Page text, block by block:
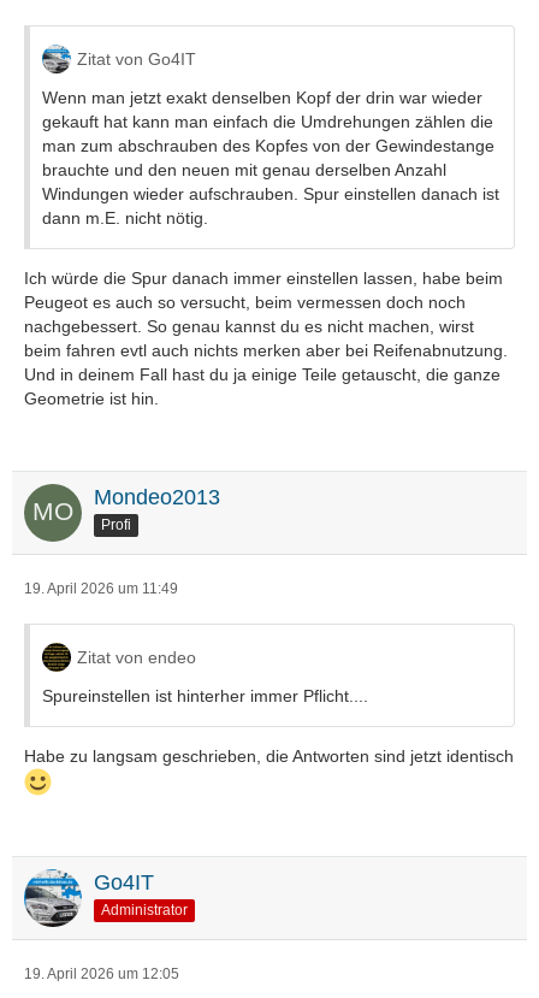
Zitat von Go4IT
Wenn man jetzt exakt denselben Kopf der drin war wieder
gekauft hat kann man einfach die Umdrehungen zählen die
man zum abschrauben des Kopfes von der Gewindestange
brauchte und den neuen mit genau derselben Anzahl
Windungen wieder aufschrauben. Spur einstellen danach ist
dann m.E. nicht nötig.
Ich würde die Spur danach immer einstellen lassen, habe beim
Peugeot es auch so versucht, beim vermessen doch noch
nachgebessert. So genau kannst du es nicht machen, wirst
beim fahren evtl auch nichts merken aber bei Reifenabnutzung.
Und in deinem Fall hast du ja einige Teile getauscht, die ganze
Geometrie ist hin.
Mondeo2013
Profi
19. April 2026 um 11:49
Zitat von endeo
Spureinstellen ist hinterher immer Pflicht....
Habe zu langsam geschrieben, die Antworten sind jetzt identisch
Go4IT
Administrator
19. April 2026 um 12:05